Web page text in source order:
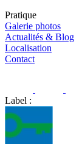
Pratique
Galerie photos
Actualités & Blog
Localisation
Contact
Label :